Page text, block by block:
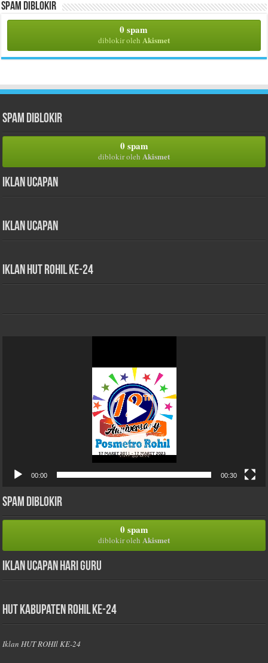
Spam Diblokir
0 spam
diblokir oleh Akismet
Spam Diblokir
0 spam
diblokir oleh Akismet
Iklan Ucapan
Iklan Ucapan
iklan HUT Rohil Ke-24
00:00 00:30
Spam Diblokir
0 spam
diblokir oleh Akismet
Iklan Ucapan Hari Guru
HUT Kabupaten Rohil Ke-24
Iklan HUT ROHIl KE-24